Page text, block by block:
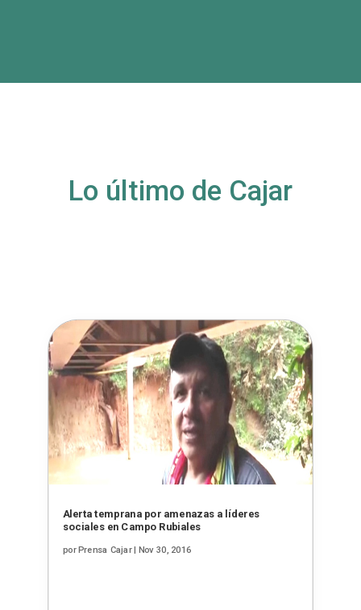
Lo último de Cajar
Alerta temprana por amenazas a líderes
sociales en Campo Rubiales
porPrensa Cajar| Nov 30, 2016